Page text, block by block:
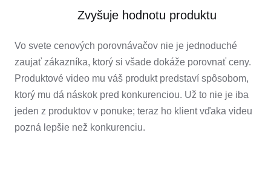
Zvyšuje hodnotu produktu
Vo svete cenových porovnávačov nie je jednoduché
zaujať zákazníka, ktorý si všade dokáže porovnať ceny.
Produktové video mu váš produkt predstaví spôsobom,
ktorý mu dá náskok pred konkurenciou. Už to nie je iba
jeden z produktov v ponuke; teraz ho klient vďaka videu
pozná lepšie než konkurenciu.